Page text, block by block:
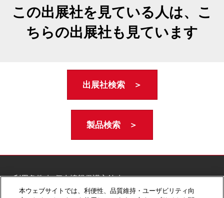
この出展社を見ている人は、こ
ちらの出展社も見ています
出展社検索 ＞
製品検索 ＞
ご利用条件
個人情報保護方針
個人情報に関する修正・利用停止など
本ウェブサイトでは、利便性、品質維持・ユーザビリティ向